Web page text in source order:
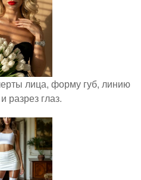
лица, форму губ, линию
разрез глаз.